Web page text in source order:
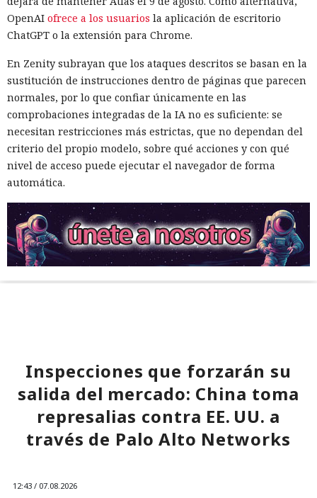
OpenAI ofrece a los usuarios la aplicación de escritorio
ChatGPT o la extensión para Chrome.
En Zenity subrayan que los ataques descritos se basan en la
sustitución de instrucciones dentro de páginas que parecen
normales, por lo que confiar únicamente en las
comprobaciones integradas de la IA no es suficiente: se
necesitan restricciones más estrictas, que no dependan del
criterio del propio modelo, sobre qué acciones y con qué
nivel de acceso puede ejecutar el navegador de forma
automática.
Inspecciones que forzarán su
salida del mercado: China toma
represalias contra EE. UU. a
través de Palo Alto Networks
12:43 / 07.08.2026